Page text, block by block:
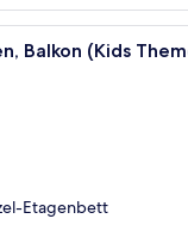
Ein
Balkon (Kids
Etagenbett